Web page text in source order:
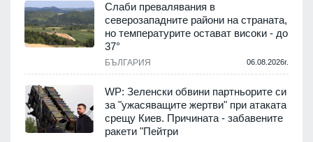
Слаби превалявания в
северозападните райони на страната,
но температурите остават високи - до
37°
БЪЛГАРИЯ 06.08.2026г.
WP: Зеленски обвини партньорите си
за "ужасяващите жертви" при атаката
срещу Киев. Причината - забавените
ракети "Пейтри